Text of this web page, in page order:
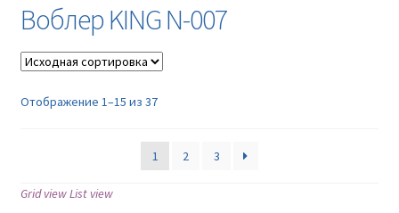
Акции
Воблер KING N-007
Отображение 1–15 из 37
1 2 3
Grid viewList view